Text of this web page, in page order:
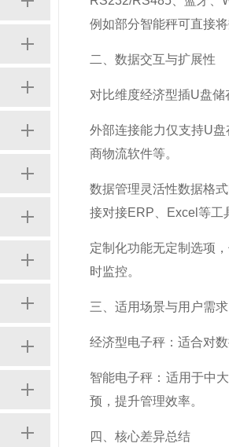
例如部分智能秤可直接
二、数据交互与扩展性
对比维度经济型插U盘储
外部连接能力仅支持U盘
商物流软件等。
数据管理灵活性数据格
接对接ERP、Excel等工
定制化功能无定制选项
时监控。
三、适用场景与用户需求
经济型电子秤：适合对
智能电子秤：适用于中
预，提升管理效率。
四、核心差异总结